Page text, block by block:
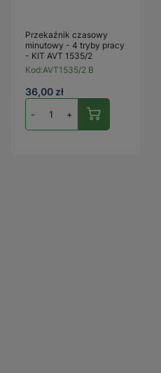
Przekaźnik czasowy
minutowy - 4 tryby pracy
- KIT AVT 1535/2
Kod:AVT1535/2 B
36,00 zł
- +